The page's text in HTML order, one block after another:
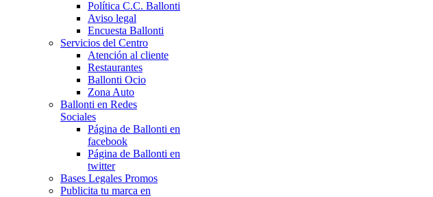
Política C.C. Ballonti
Aviso legal
Encuesta Ballonti
Servicios del Centro
Atención al cliente
Restaurantes
Ballonti Ocio
Zona Auto
Ballonti en Redes
Sociales
Página de Ballonti en
facebook
Página de Ballonti en
twitter
Bases Legales Promos
Publicita tu marca en